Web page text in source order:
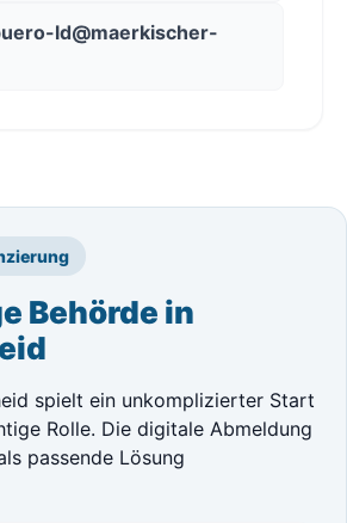
ld@maerkischer-
Behörde in
spielt ein unkomplizierter Start
Rolle. Die digitale Abmeldung
passende Lösung